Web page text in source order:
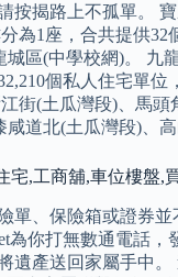
按揭路上不孤單。
為1座，合共提供32
城區(中學校網)。 九
個私人住宅單位
街(土瓜灣段)、馬頭
道北(土瓜灣段)、高
宅,工商舖,車位樓盤,
單、保險箱或證券並
為你打無數通電話
遺產送回家屬手中。